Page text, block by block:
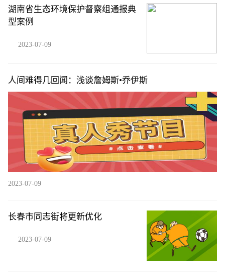
湖南省生态环境保护督察组通报典
型案例
2023-07-09
人间难得几回闻：浅谈詹姆斯•乔伊斯
2023-07-09
长春市同志街将更新优化
2023-07-09